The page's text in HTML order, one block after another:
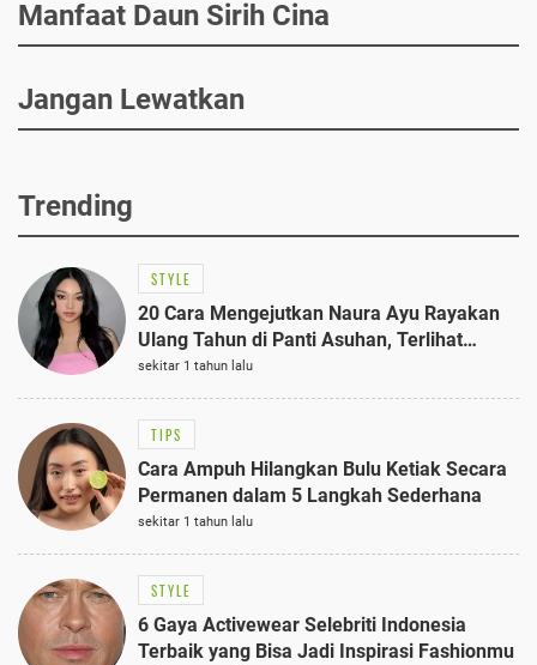
Manfaat Daun Sirih Cina
Jangan Lewatkan
Trending
STYLE
20 Cara Mengejutkan Naura Ayu Rayakan
Ulang Tahun di Panti Asuhan, Terlihat
Anggun dengan Kaftan Cokelat
sekitar 1 tahun lalu
TIPS
Cara Ampuh Hilangkan Bulu Ketiak Secara
Permanen dalam 5 Langkah Sederhana
sekitar 1 tahun lalu
STYLE
6 Gaya Activewear Selebriti Indonesia
Terbaik yang Bisa Jadi Inspirasi Fashionmu